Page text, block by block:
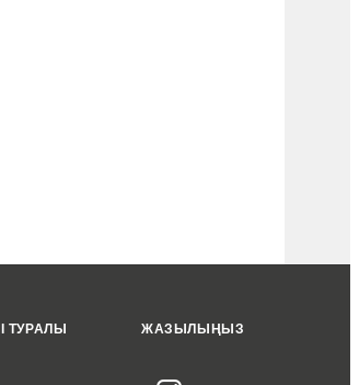
ТУРАЛЫ ЖАЗЫЛЫҢЫЗ